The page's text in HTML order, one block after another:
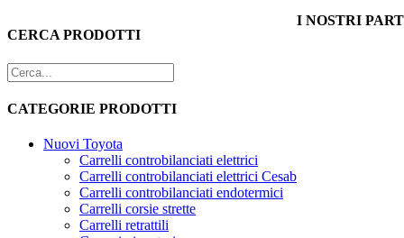
CERCA PRODOTTI
CATEGORIE PRODOTTI
Nuovi Toyota
Carrelli controbilanciati elettrici
Carrelli controbilanciati elettrici Cesab
Carrelli controbilanciati endotermici
Carrelli corsie strette
Carrelli retrattili
I NOSTRI